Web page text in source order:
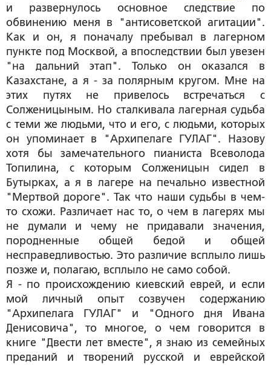
и развернулось основное следствие по
обвинению меня в "антисоветской агитации".
Как и он, я поначалу пребывал в лагерном
пункте под Москвой, а впоследствии был увезен
"на дальний этап". Только он оказался в
Казахстане, а я - за полярным кругом. Мне на
этих путях не привелось встречаться с
Солженицыным. Но сталкивала лагерная судьба
с теми же людьми, что и его, с людьми, которых
он упоминает в "Архипелаге ГУЛАГ". Назову
хотя бы замечательного пианиста Всеволода
Топилина, с которым Солженицын сидел в
Бутырках, а я в лагере на печально известной
"Мертвой дороге". Так что наши судьбы в чем-
то схожи. Различает нас то, о чем в лагерях мы
не думали и чему не придавали значения,
породненные общей бедой и общей
несправедливостью. Это различие всплыло лишь
позже и, полагаю, всплыло не само собой.
Я - по происхождению киевский еврей, и если
мой личный опыт созвучен содержанию
"Архипелага ГУЛАГ" и "Одного дня Ивана
Денисовича", то многое, о чем говорится в
книге "Двести лет вместе", я знаю из семейных
преданий и творений русской и еврейской